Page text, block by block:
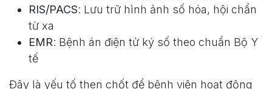
RIS/PACS: Lưu trữ hình ảnh số hóa, hội chẩn
từ xa
EMR: Bệnh án điện tử ký số theo chuẩn Bộ Y
tế
Đây là yếu tố then chốt để bệnh viện hoạt động